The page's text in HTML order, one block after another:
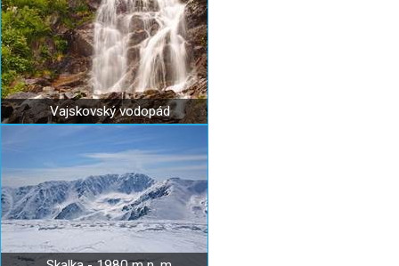
Vajskovský vodopád